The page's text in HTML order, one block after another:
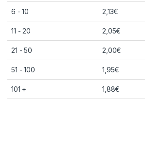
6 - 10 2,13€
11 - 20 2,05€
21 - 50 2,00€
51 - 100 1,95€
101 + 1,88€